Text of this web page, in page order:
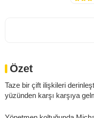
Özet
Taze bir çift ilişkileri
yüzünden karşı karşıya